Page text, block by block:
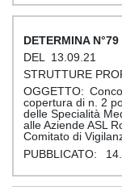
79
13.09.21
copertura di n. 2
delle Specialità
alle Aziende ASL
Comitato di